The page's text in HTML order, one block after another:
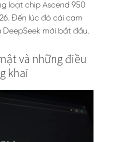
loạt chip Ascend 950
Đến lúc đó cái cam
DeepSeek mới bắt đầu.
và những điều
khai